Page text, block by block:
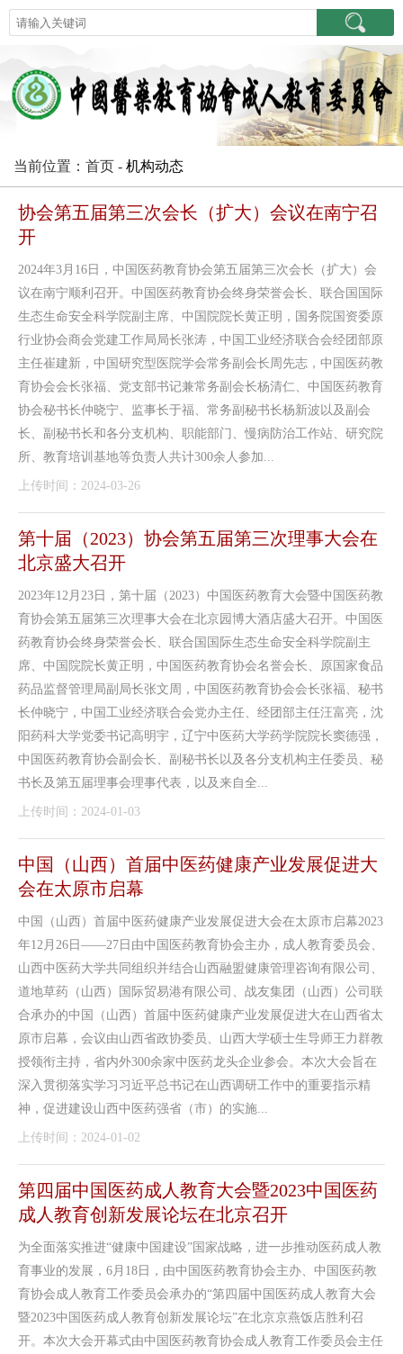
当前位置：首页 - 机构动态
协会第五届第三次会长（扩大）会议在南宁召
开
2024年3月16日，中国医药教育协会第五届第三次会长（扩大）会
议在南宁顺利召开。中国医药教育协会终身荣誉会长、联合国国际
生态生命安全科学院副主席、中国院院长黄正明，国务院国资委原
行业协会商会党建工作局局长张涛，中国工业经济联合会经团部原
主任崔建新，中国研究型医院学会常务副会长周先志，中国医药教
育协会会长张福、党支部书记兼常务副会长杨清仁、中国医药教育
协会秘书长仲晓宁、监事长于福、常务副秘书长杨新波以及副会
长、副秘书长和各分支机构、职能部门、慢病防治工作站、研究院
所、教育培训基地等负责人共计300余人参加...
上传时间：2024-03-26
第十届（2023）协会第五届第三次理事大会在
北京盛大召开
2023年12月23日，第十届（2023）中国医药教育大会暨中国医药教
育协会第五届第三次理事大会在北京园博大酒店盛大召开。中国医
药教育协会终身荣誉会长、联合国国际生态生命安全科学院副主
席、中国院院长黄正明，中国医药教育协会名誉会长、原国家食品
药品监督管理局副局长张文周，中国医药教育协会会长张福、秘书
长仲晓宁，中国工业经济联合会党办主任、经团部主任汪富亮，沈
阳药科大学党委书记高明宇，辽宁中医药大学药学院院长窦德强，
中国医药教育协会副会长、副秘书长以及各分支机构主任委员、秘
书长及第五届理事会理事代表，以及来自全...
上传时间：2024-01-03
中国（山西）首届中医药健康产业发展促进大
会在太原市启幕
中国（山西）首届中医药健康产业发展促进大会在太原市启幕2023
年12月26日——27日由中国医药教育协会主办，成人教育委员会、
山西中医药大学共同组织并结合山西融盟健康管理咨询有限公司、
道地草药（山西）国际贸易港有限公司、战友集团（山西）公司联
合承办的中国（山西）首届中医药健康产业发展促进大在山西省太
原市启幕，会议由山西省政协委员、山西大学硕士生导师王力群教
授领衔主持，省内外300余家中医药龙头企业参会。本次大会旨在
深入贯彻落实学习习近平总书记在山西调研工作中的重要指示精
神，促进建设山西中医药强省（市）的实施...
上传时间：2024-01-02
第四届中国医药成人教育大会暨2023中国医药
成人教育创新发展论坛在北京召开
为全面落实推进“健康中国建设”国家战略，进一步推动医药成人教
育事业的发展，6月18日，由中国医药教育协会主办、中国医药教
育协会成人教育工作委员会承办的“第四届中国医药成人教育大会
暨2023中国医药成人教育创新发展论坛”在北京京燕饭店胜利召
开。本次大会开幕式由中国医药教育协会成人教育工作委员会主任